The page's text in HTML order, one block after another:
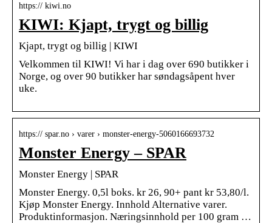
https:// kiwi.no
KIWI: Kjapt, trygt og billig
Kjapt, trygt og billig | KIWI
Velkommen til KIWI! Vi har i dag over 690 butikker i
Norge, og over 90 butikker har søndagsåpent hver
uke.
https:// spar.no › varer › monster-energy-5060166693732
Monster Energy – SPAR
Monster Energy | SPAR
Monster Energy. 0,5l boks. kr 26, 90+ pant kr 53,80/l.
Kjøp Monster Energy. Innhold Alternative varer.
Produktinformasjon. Næringsinnhold per 100 gram …